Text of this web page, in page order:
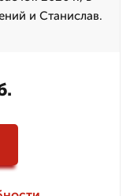
и Станислав.